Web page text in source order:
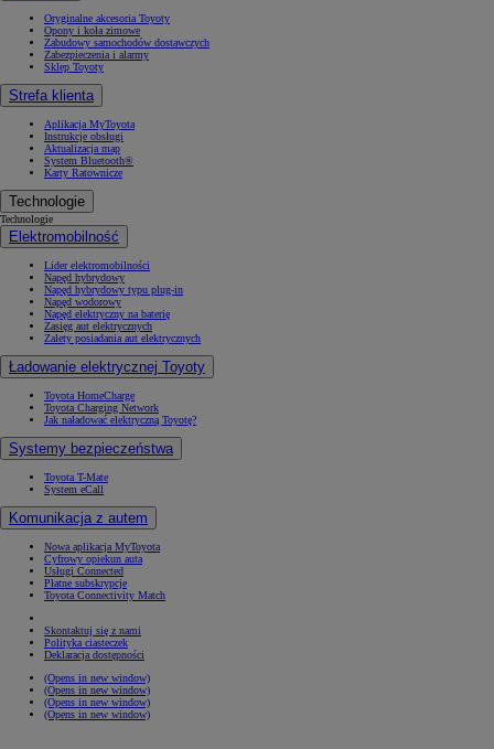
Oryginalne akcesoria Toyoty
Opony i koła zimowe
Zabudowy samochodów dostawczych
Zabezpieczenia i alarmy
Sklep Toyoty
Strefa klienta
Aplikacja MyToyota
Instrukcje obsługi
Aktualizacja map
System Bluetooth®
Karty Ratownicze
Technologie
Technologie
Elektromobilność
Lider elektromobilności
Napęd hybrydowy
Napęd hybrydowy typu plug-in
Napęd wodorowy
Napęd elektryczny na baterię
Zasięg aut elektrycznych
Zalety posiadania aut elektrycznych
Ładowanie elektrycznej Toyoty
Toyota HomeCharge
Toyota Charging Network
Jak naładować elektryczną Toyotę?
Systemy bezpieczeństwa
Toyota T-Mate
System eCall
Komunikacja z autem
Nowa aplikacja MyToyota
Cyfrowy opiekun auta
Usługi Connected
Płatne subskrypcje
Toyota Connectivity Match
Skontaktuj się z nami
Polityka ciasteczek
Deklaracja dostępności
(Opens in new window)
(Opens in new window)
(Opens in new window)
(Opens in new window)